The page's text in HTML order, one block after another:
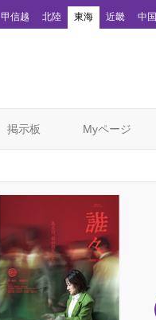
甲信越 北陸 東海 近畿 中国
掲示板 Myページ